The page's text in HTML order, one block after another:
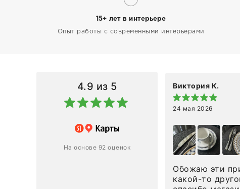
15+ лет в интерьере
Опыт работы с современными интерьерами
4.9 из 5
На основе 92 оценок
магазину за оперативную
приехал ко мне целым и
Виктория К.
24 мая 2026
Обожаю эти
какой-то